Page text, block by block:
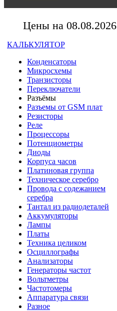
Цены на 08.08.2026
КАЛЬКУЛЯТОР
Конденсаторы
Микросхемы
Транзисторы
Переключатели
Разъёмы
Разъемы от GSM плат
Резисторы
Реле
Процессоры
Потенциометры
Диоды
Корпуса часов
Платиновая группа
Техническое серебро
Провода с содежанием
серебра
Тантал из радиодеталей
Аккумуляторы
Лампы
Платы
Техника целиком
Осциллографы
Анализаторы
Генераторы частот
Вольтметры
Частотомеры
Аппаратура связи
Разное